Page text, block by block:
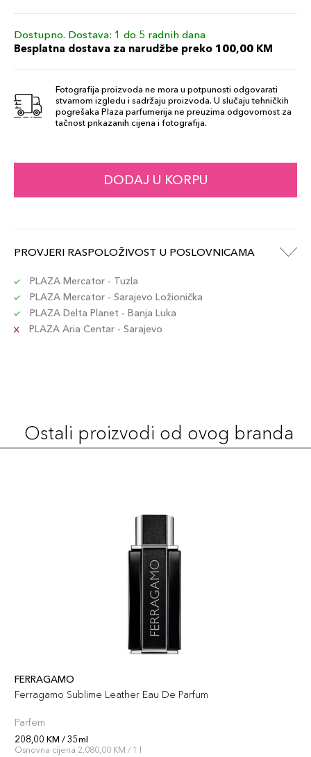
Dostupno. Dostava: 1 do 5 radnih dana
Besplatna dostava za narudžbe preko 100,00 KM
Fotografija proizvoda ne mora u potpunosti odgovarati
stvarnom izgledu i sadržaju proizvoda. U slučaju tehničkih
pogrešaka Plaza parfumerija ne preuzima odgovornost za
tačnost prikazanih cijena i fotografija.
DODAJ U KORPU
PROVJERI RASPOLOŽIVOST U POSLOVNICAMA
PLAZA Mercator - Tuzla
PLAZA Mercator - Sarajevo Ložionička
PLAZA Delta Planet - Banja Luka
PLAZA Aria Centar - Sarajevo
Ostali proizvodi od ovog branda
FERRAGAMO
Ferragamo Sublime Leather Eau De Parfum
Parfem
208,00 KM / 35ml
Osnovna cijena 2.080,00 KM / 1 l